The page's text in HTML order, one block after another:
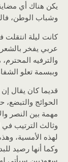
يكن هناك أي
وشباب الوطن،
كانت ليلة انتقلت
عربي يفخر بالشعر
والترفيه
وببسمة تعلو
قديما كان يقال
الحوائج
مهمة بين النصر
وثالث الترتيب
لهذه الأمسية،
وكما أنها رصيد